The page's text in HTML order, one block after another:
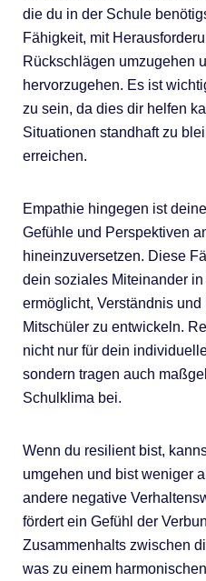
die du in der Schule
Fähigkeit, mit
Rückschlägen umzugehen
hervorzugehen. Es ist
zu sein, da dies dir helfen
Situationen standhaft zu
erreichen.
Empathie hingegen ist
Gefühle und Perspektiven
hineinzuversetzen. Diese
dein soziales Miteinander
ermöglicht, Verständnis
Mitschüler zu entwickeln.
nicht nur für dein
sondern tragen auch
Schulklima bei.
Wenn du resilient bist,
umgehen und bist weniger
andere negative
fördert ein Gefühl der
Zusammenhalts zwischen
was zu einem